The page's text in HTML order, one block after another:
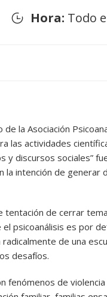
Hora: Todo
de la Asociación
las actividades
y discursos sociales”
la intención de
tentación de cerrar
psicoanálisis es por
de una
desafíos.
fenómenos de